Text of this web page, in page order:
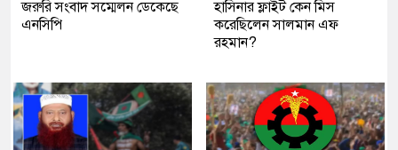
জরুরি সংবাদ সম্মেলন ডেকেছে
এনসিপি
হাসিনার ফ্লাইট কেন মিস
করেছিলেন সালমান এফ
রহমান?